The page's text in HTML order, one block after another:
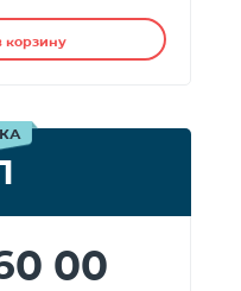
корзину
00